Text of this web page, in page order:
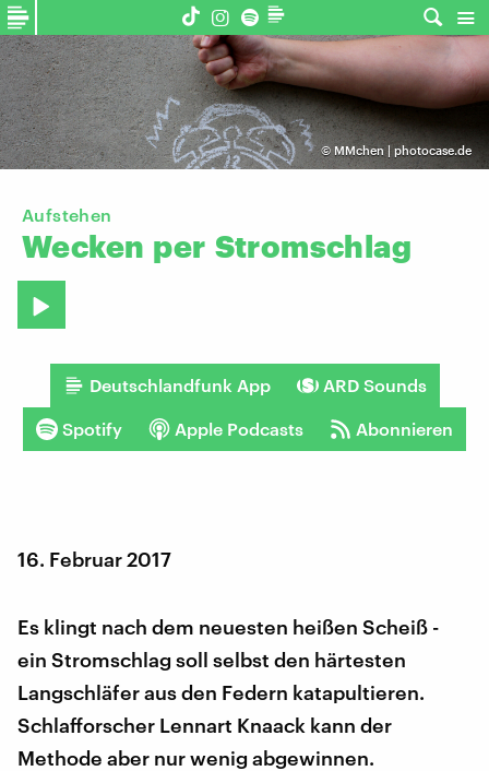
© MMchen | photocase.de
Aufstehen
Wecken per Stromschlag
Deutschlandfunk App ARD Sounds
Spotify Apple Podcasts Abonnieren
16. Februar 2017
Es klingt nach dem neuesten heißen Scheiß -
ein Stromschlag soll selbst den härtesten
Langschläfer aus den Federn katapultieren.
Schlafforscher Lennart Knaack kann der
Methode aber nur wenig abgewinnen.